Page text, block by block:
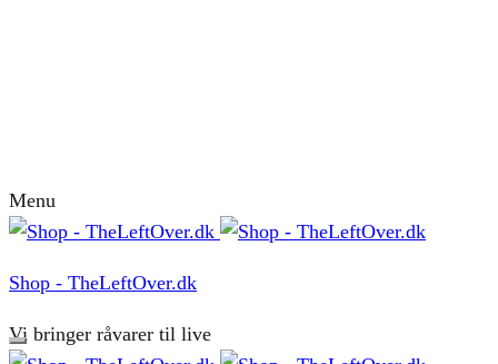
Menu
Shop - TheLeftOver.dk
Vi bringer råvarer til live